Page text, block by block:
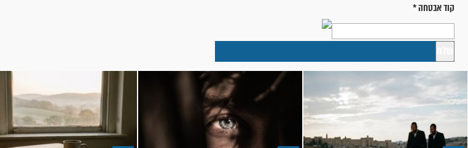
קוד אבטחה*